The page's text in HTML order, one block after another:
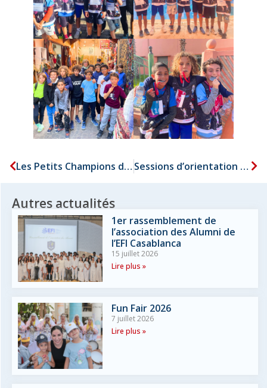
Les Petits Champions de la Lecture Sessions d’orientation et conférence animées par Alban FERRIEU
Autres actualités
1er rassemblement de
l’association des Alumni de
l’EFI Casablanca
15 juillet 2026
Lire plus »
Fun Fair 2026
7 juillet 2026
Lire plus »